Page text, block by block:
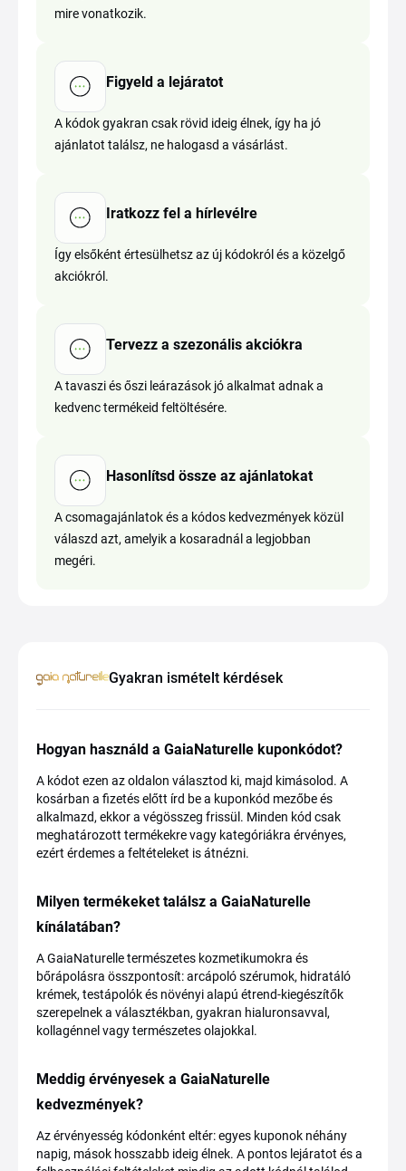
mire vonatkozik.
Figyeld a lejáratot
A kódok gyakran csak rövid ideig élnek, így ha jó
ajánlatot találsz, ne halogasd a vásárlást.
Iratkozz fel a hírlevélre
Így elsőként értesülhetsz az új kódokról és a közelgő
akciókról.
Tervezz a szezonális akciókra
A tavaszi és őszi leárazások jó alkalmat adnak a
kedvenc termékeid feltöltésére.
Hasonlítsd össze az ajánlatokat
A csomagajánlatok és a kódos kedvezmények közül
válaszd azt, amelyik a kosaradnál a legjobban
megéri.
Gyakran ismételt kérdések
Hogyan használd a GaiaNaturelle kuponkódot?
A kódot ezen az oldalon választod ki, majd kimásolod. A
kosárban a fizetés előtt írd be a kuponkód mezőbe és
alkalmazd, ekkor a végösszeg frissül. Minden kód csak
meghatározott termékekre vagy kategóriákra érvényes,
ezért érdemes a feltételeket is átnézni.
Milyen termékeket találsz a GaiaNaturelle
kínálatában?
A GaiaNaturelle természetes kozmetikumokra és
bőrápolásra összpontosít: arcápoló szérumok, hidratáló
krémek, testápolók és növényi alapú étrend-kiegészítők
szerepelnek a választékban, gyakran hialuronsavval,
kollagénnel vagy természetes olajokkal.
Meddig érvényesek a GaiaNaturelle
kedvezmények?
Az érvényesség kódonként eltér: egyes kuponok néhány
napig, mások hosszabb ideig élnek. A pontos lejáratot és a